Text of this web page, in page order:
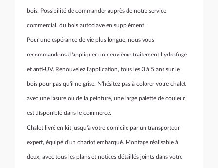
bois. Possibilité de commander auprès de notre service
commercial, du bois autoclave en supplément.
Pour une espérance de vie plus longue, nous vous
recommandons d'appliquer un deuxième traitement hydrofuge
et anti-UV. Renouvelez l'application, tous les 3 à 5 ans sur le
bois pour pas qu'il ne grise. N'hésitez pas à colorer votre chalet
avec une lasure ou de la peinture, une large palette de couleur
est disponible dans le commerce.
Chalet livré en kit jusqu'à votre domicile par un transporteur
expert, équipé d'un chariot embarqué. Montage réalisable à
deux, avec tous les plans et notices détaillés joints dans votre